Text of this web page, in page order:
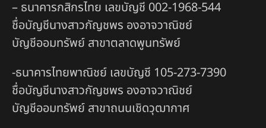
– ธนาคารกสิกรไทย เลขบัญชี 002-1968-544
ชื่อบัญชีนางสาวกัญชพร องอาจวาณิชย์
บัญชีออมทรัพย์ สาขาตลาดพูนทรัพย์
-ธนาคารไทยพาณิชย์ เลขบัญชี 105-273-7390
ชื่อบัญชีนางสาวกัญชพร องอาจวาณิชย์
บัญชีออมทรัพย์ สาขาถนนเชิดวุฒากาศ